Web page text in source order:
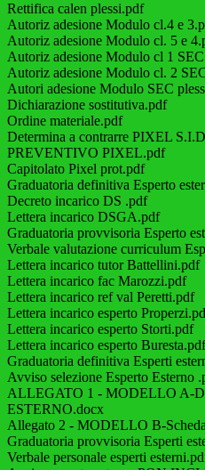
Rettifica calen plessi.pdf
Autoriz adesione Modulo cl.4 e
Autoriz adesione Modulo cl. 5 e
Autoriz adesione Modulo cl 1
Autoriz adesione Modulo cl. 2
Autori adesione Modulo SEC
Dichiarazione sostitutiva.pdf
Ordine materiale.pdf
Determina a contrarre PIXEL
PREVENTIVO PIXEL.pdf
Capitolato Pixel prot.pdf
Graduatoria definitiva Esperto
Decreto incarico DS .pdf
Lettera incarico DSGA.pdf
Graduatoria provvisoria Esperto
Verbale valutazione curriculum
Lettera incarico tutor Battellini.pdf
Lettera incarico fac Marozzi.pdf
Lettera incarico ref val Peretti.pdf
Lettera incarico esperto
Lettera incarico esperto Storti.pdf
Lettera incarico esperto Buresta.pdf
Graduatoria definitiva Esperti
Avviso selezione Esperto Esterno
ALLEGATO 1 - MODELLO A-
ESTERNO.docx
Allegato 2 - MODELLO B-
Graduatoria provvisoria Esperti
Verbale personale esperti